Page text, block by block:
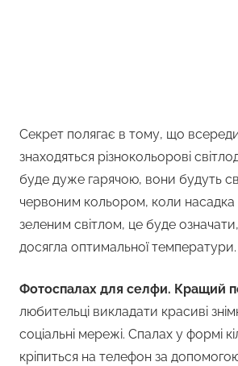
Секрет полягає в тому, що
знаходяться різнокольорові
буде дуже гарячою, вони будуть
червоним кольором, коли насадка
зеленим світлом, це буде
досягла оптимальної температури.
Фотоспалах для селфи. Кращий
любительці викладати красиві
соціальні мережі. Спалах у формі
кріпиться на телефон за